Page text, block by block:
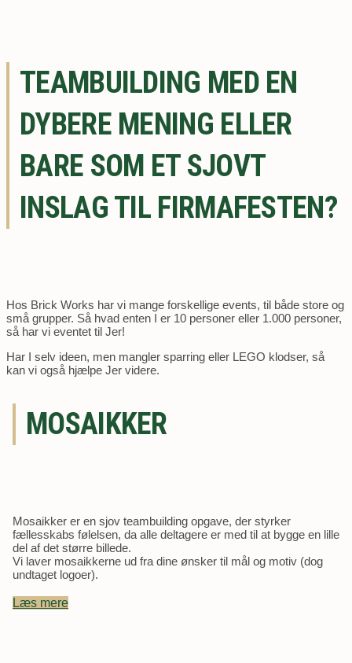
TEAMBUILDING MED EN
DYBERE MENING ELLER
BARE SOM ET SJOVT
INSLAG TIL FIRMAFESTEN?
Hos Brick Works har vi mange forskellige events, til både store og
små grupper. Så hvad enten I er 10 personer eller 1.000 personer,
så har vi eventet til Jer!
Har I selv ideen, men mangler sparring eller LEGO klodser, så
kan vi også hjælpe Jer videre.
MOSAIKKER
Mosaikker er en sjov teambuilding opgave, der styrker
fællesskabs følelsen, da alle deltagere er med til at bygge en lille
del af det større billede.
Vi laver mosaikkerne ud fra dine ønsker til mål og motiv (dog
undtaget logoer).
Læs mere